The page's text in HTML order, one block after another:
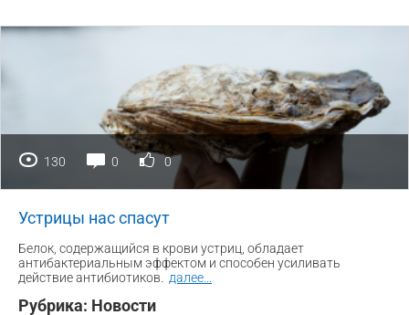
130 0 0
Устрицы нас спасут
Белок, содержащийся в крови устриц, обладает
антибактериальным эффектом и способен усиливать
действие антибиотиков.
далее
Рубрика: Новости